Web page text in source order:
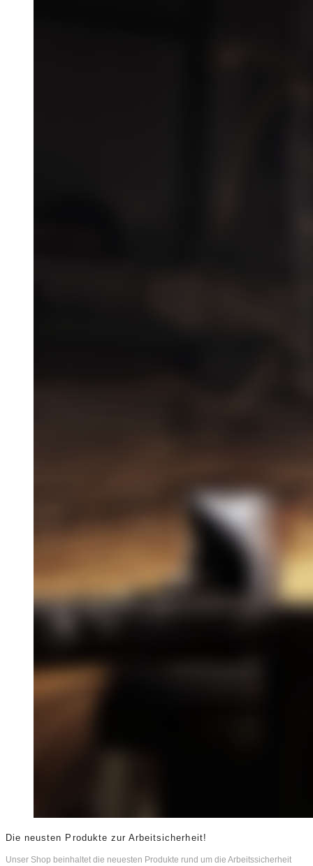
Die neusten Produkte zur Arbeitsicherheit!
Unser Shop beinhaltet die neuesten Produkte rund um die Arbeitssicherheit